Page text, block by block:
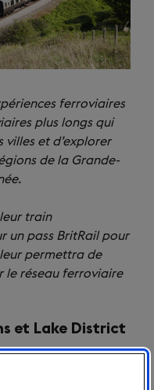
ferroviaires
plus longs qui
et d’explorer
de la Grande-
train
un pass BritRail pour
permettra de
le réseau ferroviaire
et Lake District